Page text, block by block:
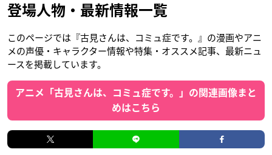
登場人物・最新情報一覧
このページでは『古見さんは、コミュ症です。』の漫画やアニ
メの声優・キャラクター情報や特集・オススメ記事、最新ニュ
ースを掲載しています。
アニメ「古見さんは、コミュ症です。」の関連画像まと
めはこちら